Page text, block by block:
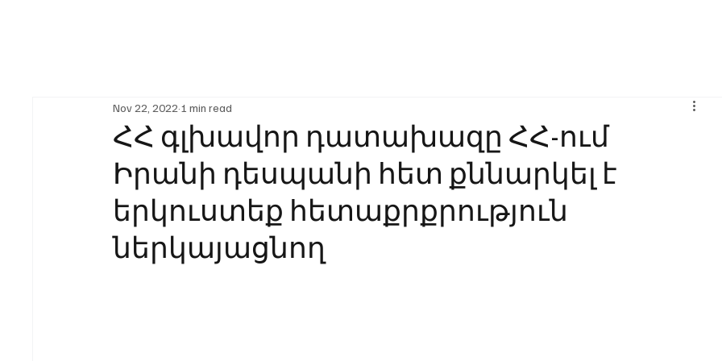
ՀՀ գլխավոր դատախազը ՀՀ-ում
Իրանի դեսպանի հետ քննարկել է
երկուստեք հետաքրքրություն
ներկայացնող
Nov 22, 2022 1 min read